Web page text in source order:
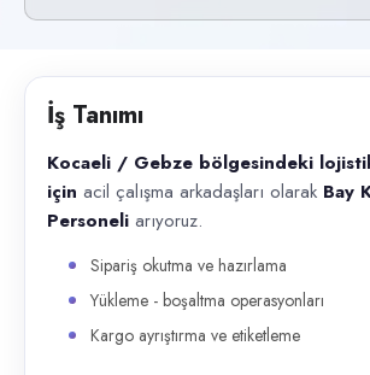
İlan açıklaması
İş Tanımı
Kocaeli / Gebze bölgesindeki
için acil çalışma arkadaşları olarak Bay
Personeli arıyoruz.
Sipariş okutma ve hazırlama
Yükleme - boşaltma operasyonları
Kargo ayrıştırma ve etiketleme